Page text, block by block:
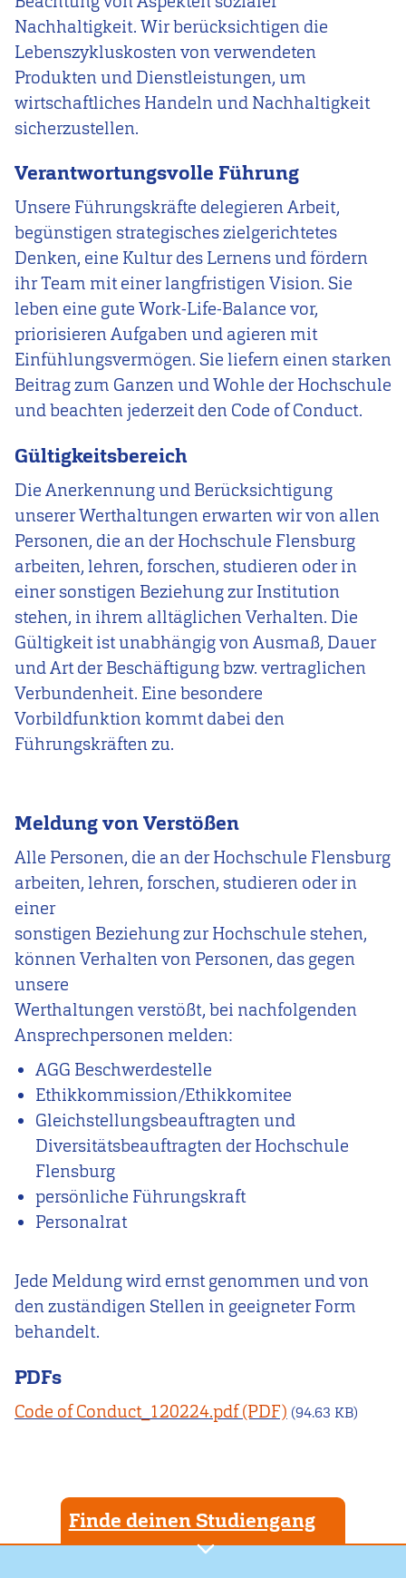
Nachhaltigkeit. Wir berücksichtigen die
Lebenszykluskosten von verwendeten
Produkten und Dienstleistungen, um
wirtschaftliches Handeln und Nachhaltigkeit
sicherzustellen.
Verantwortungsvolle Führung
Unsere Führungskräfte delegieren Arbeit,
begünstigen strategisches zielgerichtetes
Denken, eine Kultur des Lernens und fördern
ihr Team mit einer langfristigen Vision. Sie
leben eine gute Work-Life-Balance vor,
priorisieren Aufgaben und agieren mit
Einfühlungsvermögen. Sie liefern einen starken
Beitrag zum Ganzen und Wohle der Hochschule
und beachten jederzeit den Code of Conduct.
Gültigkeitsbereich
Die Anerkennung und Berücksichtigung
unserer Werthaltungen erwarten wir von allen
Personen, die an der Hochschule Flensburg
arbeiten, lehren, forschen, studieren oder in
einer sonstigen Beziehung zur Institution
stehen, in ihrem alltäglichen Verhalten. Die
Gültigkeit ist unabhängig von Ausmaß, Dauer
und Art der Beschäftigung bzw. vertraglichen
Verbundenheit. Eine besondere
Vorbildfunktion kommt dabei den
Führungskräften zu.
Meldung von Verstößen
Alle Personen, die an der Hochschule Flensburg
arbeiten, lehren, forschen, studieren oder in
einer
sonstigen Beziehung zur Hochschule stehen,
können Verhalten von Personen, das gegen
unsere
Werthaltungen verstößt, bei nachfolgenden
Ansprechpersonen melden:
AGG Beschwerdestelle
Ethikkommission/Ethikkomitee
Gleichstellungsbeauftragten und
Diversitätsbeauftragten der Hochschule
Flensburg
persönliche Führungskraft
Personalrat
Jede Meldung wird ernst genommen und von
den zuständigen Stellen in geeigneter Form
behandelt.
PDFs
Code of Conduct_120224.pdf (94.63 KB)
Finde deinen Studiengang